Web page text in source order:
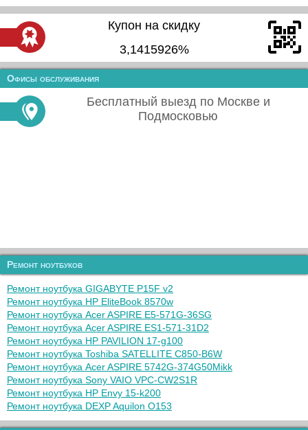
Купон на скидку
3,1415926%
Офисы обслуживания
Бесплатный выезд по Москве и
Подмосковью
Ремонт ноутбуков
Ремонт ноутбука GIGABYTE P15F v2
Ремонт ноутбука HP EliteBook 8570w
Ремонт ноутбука Acer ASPIRE E5-571G-36SG
Ремонт ноутбука Acer ASPIRE ES1-571-31D2
Ремонт ноутбука HP PAVILION 17-g100
Ремонт ноутбука Toshiba SATELLITE C850-B6W
Ремонт ноутбука Acer ASPIRE 5742G-374G50Mikk
Ремонт ноутбука Sony VAIO VPC-CW2S1R
Ремонт ноутбука HP Envy 15-k200
Ремонт ноутбука DEXP Aquilon O153